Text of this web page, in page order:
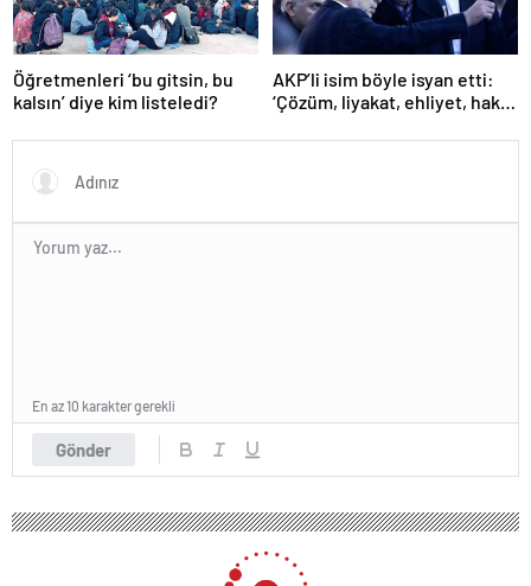
Öğretmenleri ‘bu gitsin, bu
kalsın’ diye kim listeledi?
AKP’li isim böyle isyan etti:
‘Çözüm, liyakat, ehliyet, hak,
Gönder
En az 10 karakter gerekli